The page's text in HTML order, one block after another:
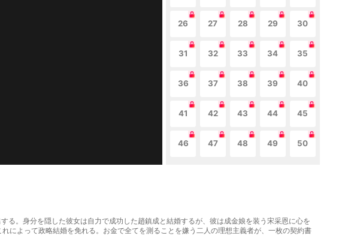
26 27 28 29 30
31 32 33 34 35
36 37 38 39 40
41 42 43 44 45
46 47 48 49 50
る。身分を隠した彼女は自力で成功した趙鎮成と結婚するが、彼は成金娘を装う宋采恩に心を
によって政略結婚を免れる。お金で全てを測ることを嫌う二人の理想主義者が、一枚の契約書